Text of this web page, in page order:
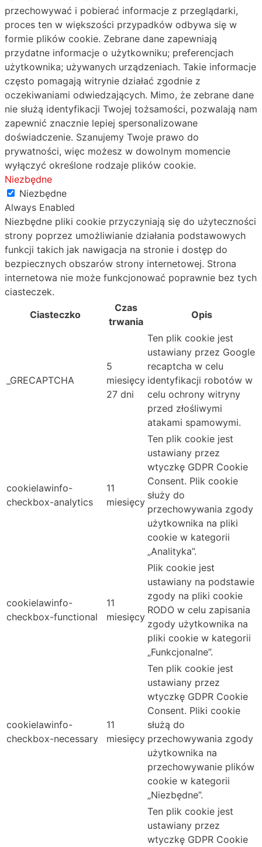
przechowywać i pobierać informacje z przeglądarki,
proces ten w większości przypadków odbywa się w
formie plików cookie. Zebrane dane zapewniają
przydatne informacje o użytkowniku; preferencjach
użytkownika; używanych urządzeniach. Takie informacje
często pomagają witrynie działać zgodnie z
oczekiwaniami odwiedzających. Mimo, że zebrane dane
nie służą identyfikacji Twojej tożsamości, pozwalają nam
zapewnić znacznie lepiej spersonalizowane
doświadczenie. Szanujemy Twoje prawo do
prywatności, więc możesz w dowolnym momencie
wyłączyć określone rodzaje plików cookie.
Niezbędne
Niezbędne
Always Enabled
Niezbędne pliki cookie przyczyniają się do użyteczności
strony poprzez umożliwianie działania podstawowych
funkcji takich jak nawigacja na stronie i dostęp do
bezpiecznych obszarów strony internetowej. Strona
internetowa nie może funkcjonować poprawnie bez tych
ciasteczek.
Ciasteczko
Czas
trwania
Opis
_GRECAPTCHA
5
miesięcy
27 dni
Ten plik cookie jest
ustawiany przez Google
recaptcha w celu
identyfikacji robotów w
celu ochrony witryny
przed złośliwymi
atakami spamowymi.
cookielawinfo-
checkbox-analytics
11
miesięcy
Ten plik cookie jest
ustawiany przez
wtyczkę GDPR Cookie
Consent. Plik cookie
służy do
przechowywania zgody
użytkownika na pliki
cookie w kategorii
„Analityka”.
cookielawinfo-
checkbox-functional
11
miesięcy
Plik cookie jest
ustawiany na podstawie
zgody na pliki cookie
RODO w celu zapisania
zgody użytkownika na
pliki cookie w kategorii
„Funkcjonalne”.
cookielawinfo-
checkbox-necessary
11
miesięcy
Ten plik cookie jest
ustawiany przez
wtyczkę GDPR Cookie
Consent. Pliki cookie
służą do
przechowywania zgody
użytkownika na
przechowywanie plików
cookie w kategorii
„Niezbędne”.
Ten plik cookie jest
ustawiany przez
wtyczkę GDPR Cookie